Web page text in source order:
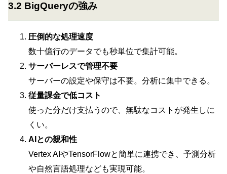
3.2 BigQueryの強み
圧倒的な処理速度
数十億行のデータでも秒単位で集計可能。
サーバーレスで管理不要
サーバーの設定や保守は不要。分析に集中できる。
従量課金で低コスト
使った分だけ支払うので、無駄なコストが発生しに
くい。
AIとの親和性
Vertex AIやTensorFlowと簡単に連携でき、予測分析
や自然言語処理なども実現可能。